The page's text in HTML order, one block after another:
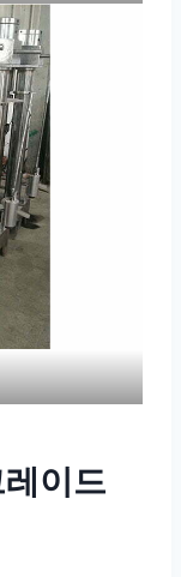
이드